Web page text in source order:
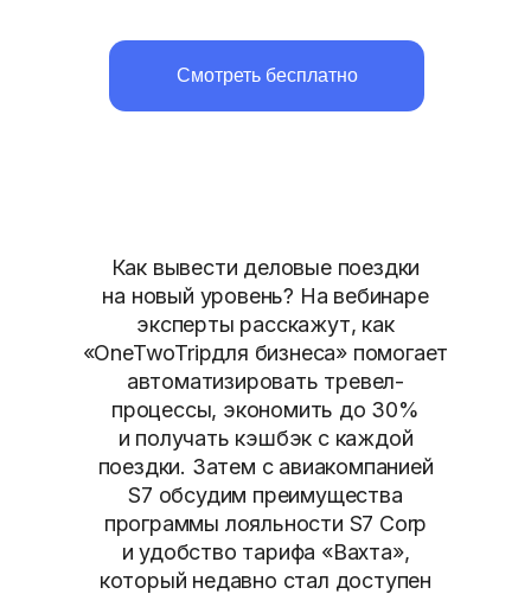
Смотреть бесплатно
Как вывести деловые поездки
на новый уровень? На вебинаре
эксперты расскажут, как
«OneTwoTripдля бизнеса» помогает
автоматизировать тревел-
процессы, экономить до 30%
и получать кэшбэк с каждой
поездки. Затем с авиакомпанией
S7 обсудим преимущества
программы лояльности S7 Corp
и удобство тарифа «Вахта»,
который недавно стал доступен